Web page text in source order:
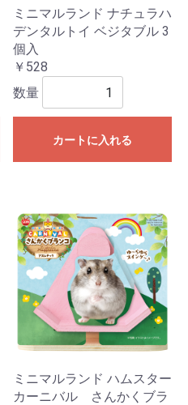
ミニマルランド ナチュラハ
デンタルトイ ベジタブル 3
個入
￥528
数量
カートに入れる
ミニマルランド ハムスター
カーニバル さんかくブラ